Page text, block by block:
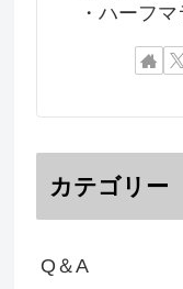
・ハーフ
カテゴリー
Q＆A